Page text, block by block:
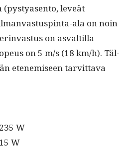
lev­eät
ala on noin
on asvaltil­la
on 5 m/s (18 km/h). Täl­
eten­e­miseen tarvit­ta­va
W
W